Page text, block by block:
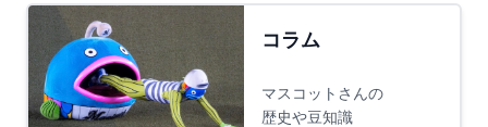
コラム
マスコットさんの
歴史や豆知識